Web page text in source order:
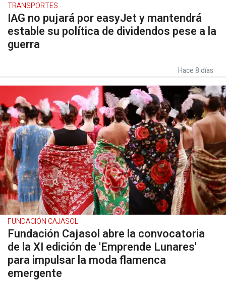
TRANSPORTES
IAG no pujará por easyJet y mantendrá
estable su política de dividendos pese a la
guerra
Hace 8 días
FUNDACIÓN CAJASOL
Fundación Cajasol abre la convocatoria
de la XI edición de 'Emprende Lunares'
para impulsar la moda flamenca
emergente